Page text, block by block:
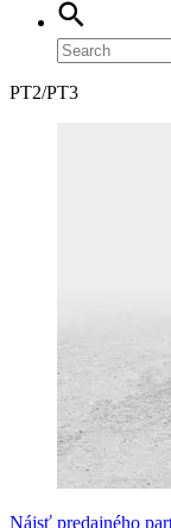
PT2/PT3
Nájsť predajného